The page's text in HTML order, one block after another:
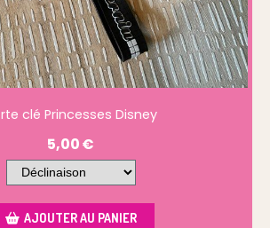
clé Princesses Disney
5,00€
AJOUTER AU PANIER